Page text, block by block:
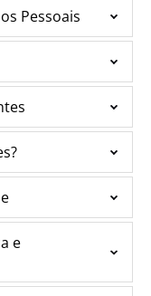
Pessoais
e